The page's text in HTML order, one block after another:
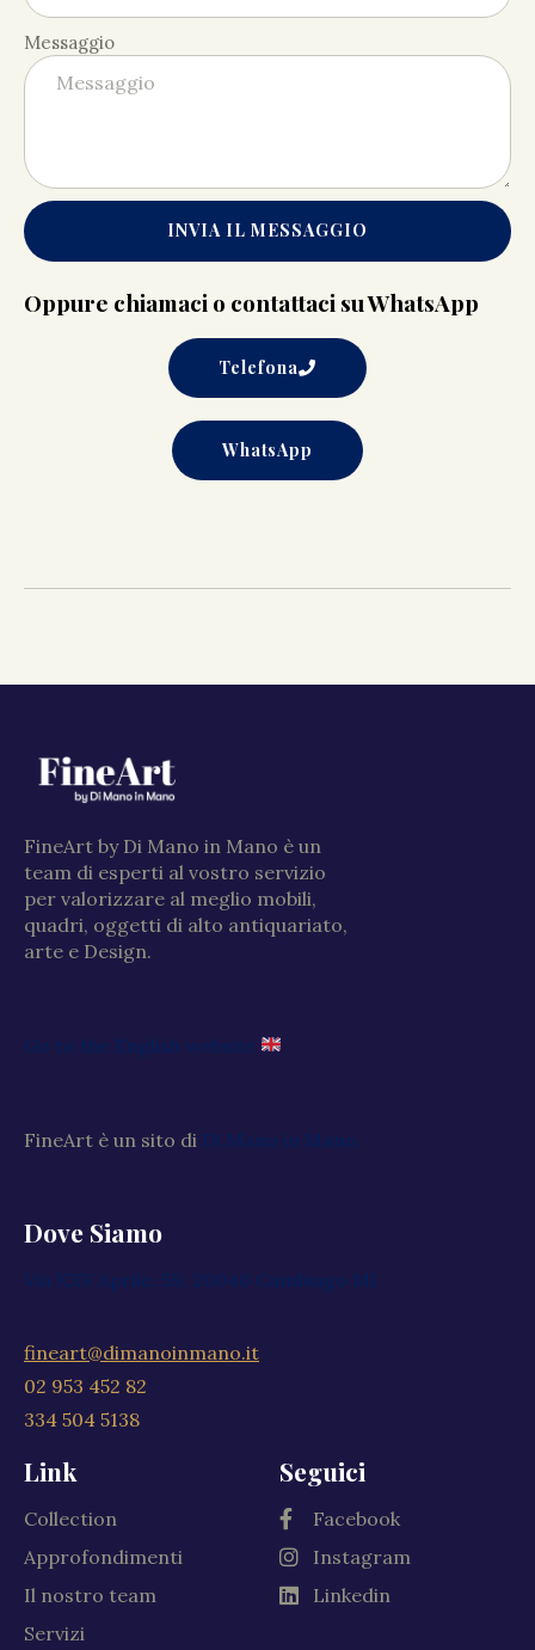
Messaggio
INVIA IL MESSAGGIO
Oppure chiamaci o contattaci su WhatsApp
Telefona
WhatsApp
FineArt by Di Mano in Mano è un
team di esperti al vostro servizio
per valorizzare al meglio mobili,
quadri, oggetti di alto antiquariato,
arte e Design.
Go to the English website
FineArt è un sito di Di Mano in Mano
Dove Siamo
Via XXV Aprile, 59, 20040 Cambiago MI
fineart@dimanoinmano.it
02 953 452 82
334 504 5138
Link
Collection
Approfondimenti
Il nostro team
Servizi
Seguici
Facebook
Instagram
Linkedin